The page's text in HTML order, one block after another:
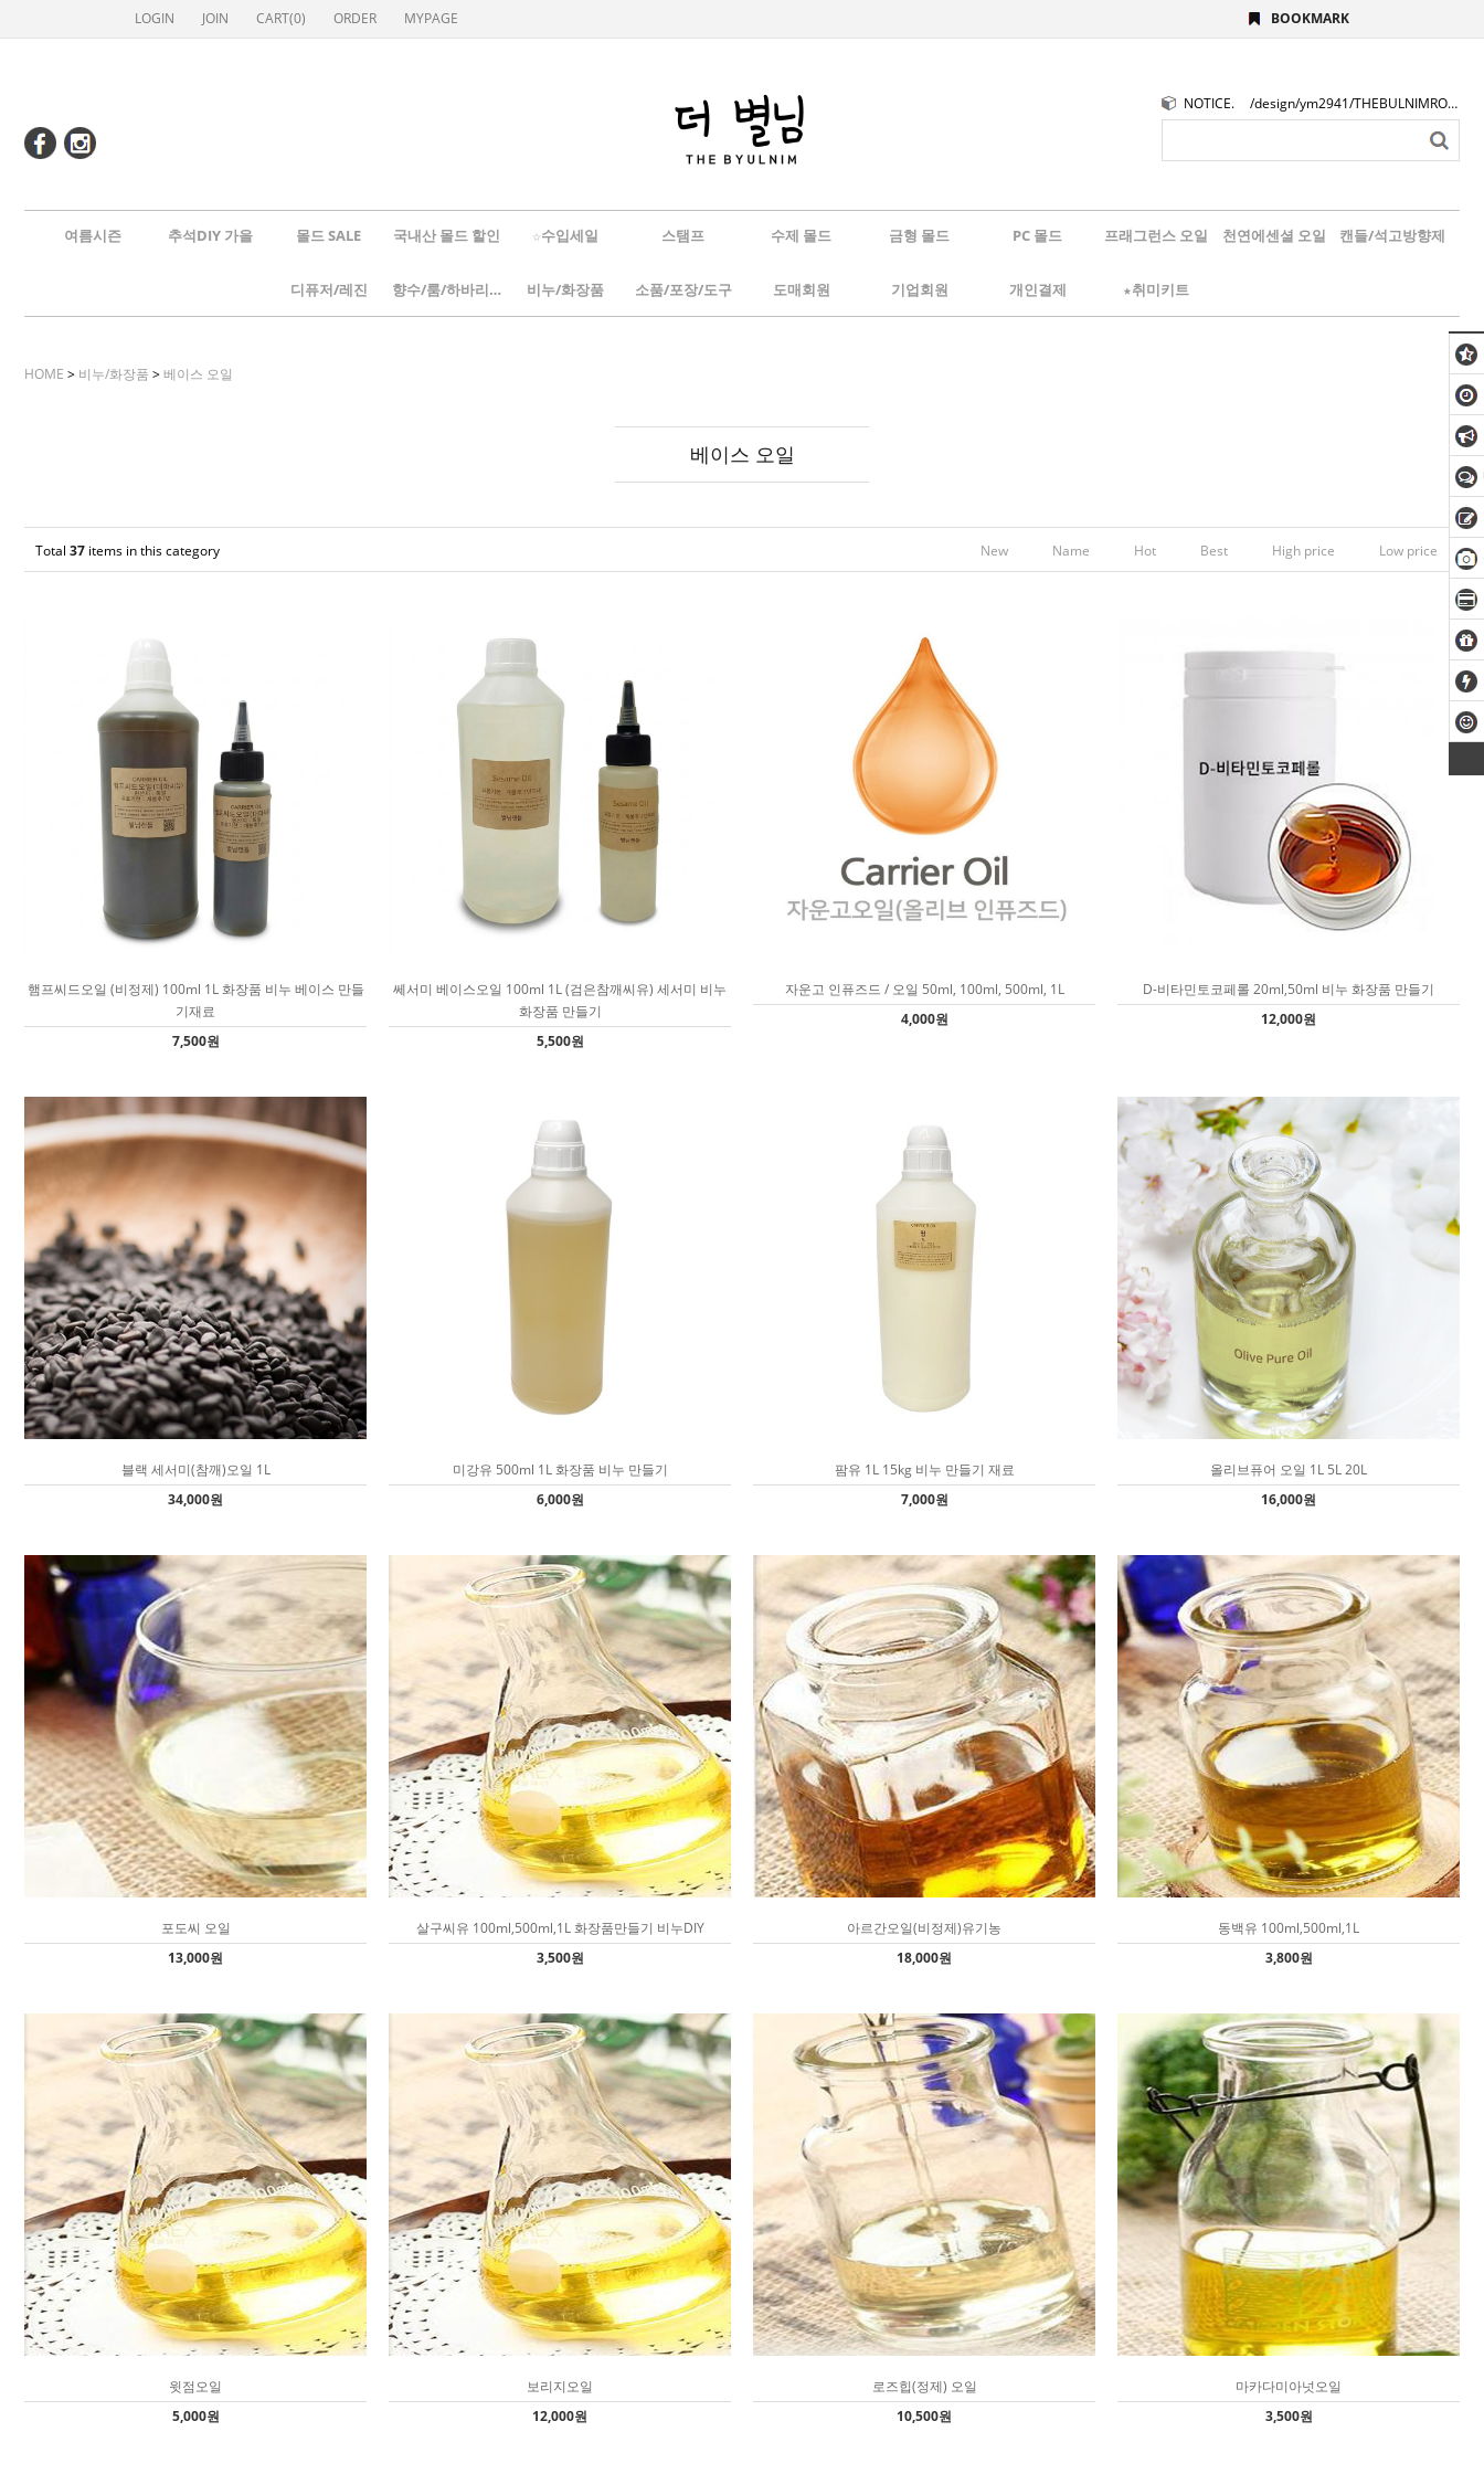
LOGIN JOIN CART(0) ORDER MYPAGE BOOKMARK
NOTICE. /design/ym2941/THEBULNIMROGO.png
여름시즌 추석DIY 가을 몰드 SALE 국내산 몰드 할인 ☆수입세일 스탬프 수제 몰드 금형 몰드 PC 몰드 프래그런스 오일 천연에센셜 오일 캔들/석고방향제
디퓨저/레진 향수/룸/하바리움 비누/화장품 소품/포장/도구 도매회원 기업회원 개인결제 ★취미키트
HOME > 비누/화장품 >베이스 오일
베이스 오일
Total 37 items in this category New Name Hot Best High price Low price
햄프씨드오일 (비정제) 100ml 1L 화장품 비누 베이스 만들
기재료
7,500원
쎄서미 베이스오일 100ml 1L (검은참깨씨유) 세서미 비누
화장품 만들기
5,500원
자운고 인퓨즈드 / 오일 50ml, 100ml, 500ml, 1L
4,000원
D-비타민토코페롤 20ml,50ml 비누 화장품 만들기
12,000원
블랙 세서미(참깨)오일 1L
34,000원
미강유 500ml 1L 화장품 비누 만들기
6,000원
팜유 1L 15kg 비누 만들기 재료
7,000원
올리브퓨어 오일 1L 5L 20L
16,000원
포도씨 오일
13,000원
살구씨유 100ml,500ml,1L 화장품만들기 비누DIY
3,500원
아르간오일(비정제)유기농
18,000원
동백유 100ml,500ml,1L
3,800원
윗점오일
5,000원
보리지오일
12,000원
로즈힙(정제) 오일
10,500원
마카다미아넛오일
3,500원